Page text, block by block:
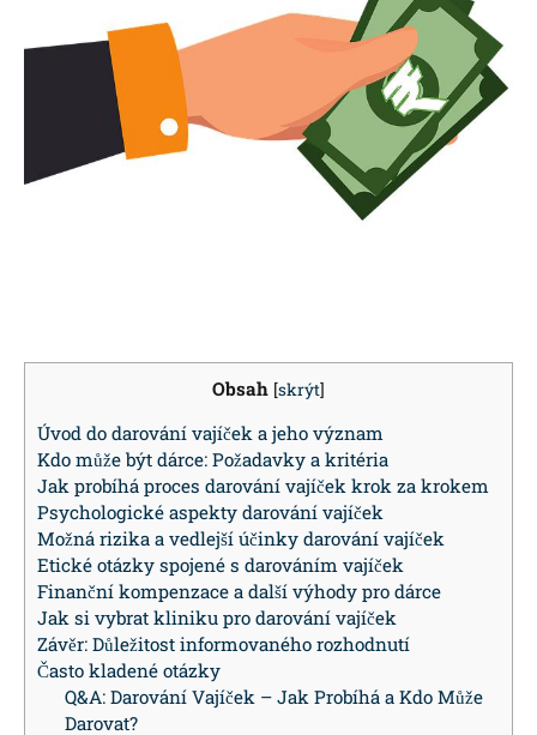
Obsah [skrýt]
Úvod do ​darování vajíček a jeho význam
Kdo může ‍být dárce: Požadavky ⁣a kritéria
Jak probíhá proces darování ‍vajíček krok za ‍krokem
Psychologické aspekty‍ darování vajíček
Možná rizika a vedlejší účinky darování vajíček
Etické otázky spojené‍ s darováním vajíček
Finanční ⁣kompenzace a další výhody pro dárce
Jak si vybrat ‍kliniku‌ pro darování vajíček
Závěr: ⁢Důležitost informovaného rozhodnutí
Často kladené otázky
Q&A: ​Darování⁤ Vajíček – Jak ⁤Probíhá ‍a‌ Kdo Může
Darovat?